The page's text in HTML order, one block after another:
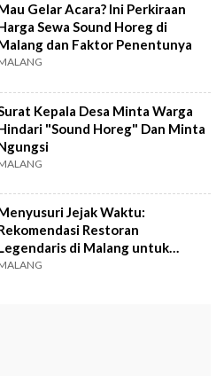
Gelar Acara? Ini Perkiraan
Sewa Sound Horeg di
dan Faktor Penentunya
Kepala Desa Minta Warga
"Sound Horeg" Dan Minta
Jejak Waktu:
Restoran
di Malang untuk
Keluarga